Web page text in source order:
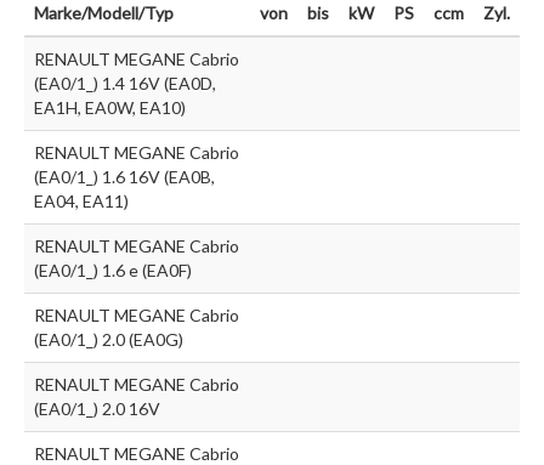
Marke/Modell/Typ von bis kW PS ccm Zyl.
RENAULT MEGANE Cabrio
(EA0/1_) 1.4 16V (EA0D,
EA1H, EA0W, EA10)
RENAULT MEGANE Cabrio
(EA0/1_) 1.6 16V (EA0B,
EA04, EA11)
RENAULT MEGANE Cabrio
(EA0/1_) 1.6 e (EA0F)
RENAULT MEGANE Cabrio
(EA0/1_) 2.0 (EA0G)
RENAULT MEGANE Cabrio
(EA0/1_) 2.0 16V
RENAULT MEGANE Cabrio